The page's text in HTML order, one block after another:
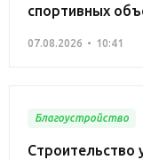
спортивных
07.08.2026 10:41
Благоустройство
Строительство